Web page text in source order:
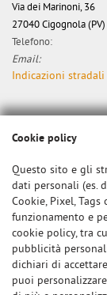
Via dei Marinoni, 36
27040 Cigognola (PV)
Telefono:
Email:
Indicazioni stradali
Dati fiscali:
Via dei Marinoni, 34,
C.F/P.IVA:0000
Registro delle
Cookie policy
Questo sito e gli
dati personali (es.
Cookie, Pixel,
funzionamento e
cookie policy, tra
pubblicità
dichiari di
puoi